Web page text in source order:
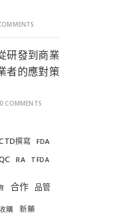
研發到商業
者的應對策
0 COMMENTS
撰寫 FDA
RA TFDA
合作 品管
收購 新藥